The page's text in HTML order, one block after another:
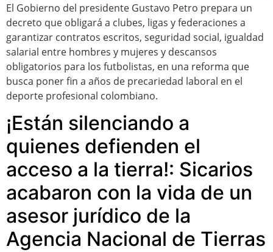
El Gobierno del presidente Gustavo Petro prepara un
decreto que obligará a clubes, ligas y federaciones a
garantizar contratos escritos, seguridad social, igualdad
salarial entre hombres y mujeres y descansos
obligatorios para los futbolistas, en una reforma que
busca poner fin a años de precariedad laboral en el
deporte profesional colombiano.
¡Están silenciando a
quienes defienden el
acceso a la tierra!: Sicarios
acabaron con la vida de un
asesor jurídico de la
Agencia Nacional de Tierras